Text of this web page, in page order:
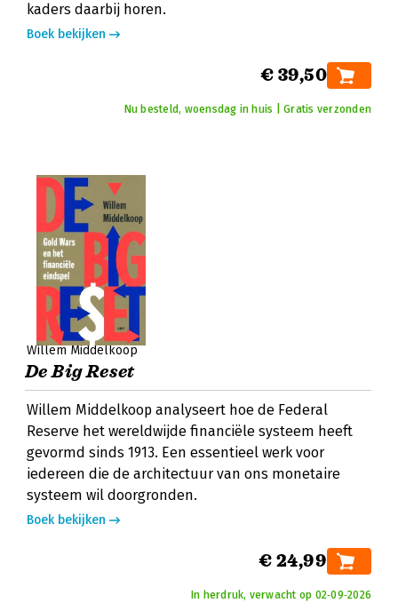
kaders daarbij horen.
Boek bekijken
€ 39,50
Nu besteld, woensdag in huis | Gratis verzonden
Willem Middelkoop
De Big Reset
Willem Middelkoop analyseert hoe de Federal
Reserve het wereldwijde financiële systeem heeft
gevormd sinds 1913. Een essentieel werk voor
iedereen die de architectuur van ons monetaire
systeem wil doorgronden.
Boek bekijken
€ 24,99
In herdruk, verwacht op 02‑09‑2026